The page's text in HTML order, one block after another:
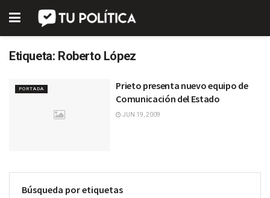
Etiqueta: Roberto López
PORTADA
Prieto presenta nuevo equipo de
Comunicación del Estado
JUN 19, 2009
Búsqueda por etiquetas